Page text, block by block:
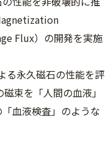
Flux）の開発を実施
る永久磁石の性能を評
束を「人間の血液」
血液検査」のような